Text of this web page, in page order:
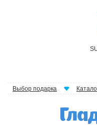
S
Выбор подарка